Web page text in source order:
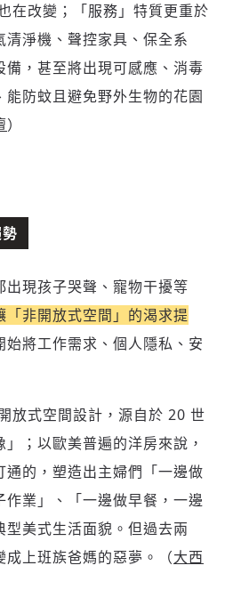
在改變；「服務」特質更重於
清淨機、聲控家具、保全系
備，甚至將出現可感應、消毒
能防蚊且避免野外生物的花園
）
現孩子哭聲、寵物干擾等
「非開放式空間」的渴求提
始將工作需求、個人隱私、安
放式空間設計，源自於 20 世
；以歐美普遍的洋房來說，
通的，塑造出主婦們「一邊做
作業」、「一邊做早餐，一邊
型美式生活面貌。但過去兩
上班族爸媽的惡夢。（大西